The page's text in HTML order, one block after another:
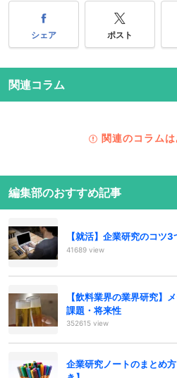
シェア ポスト
関連コラム
関連のコラム
編集部のおすすめ記事
【就活】企業研究のコツ
41689 view
【飲料業界の業界研究】
課題・将来性
352615 view
企業研究ノートのまとめ